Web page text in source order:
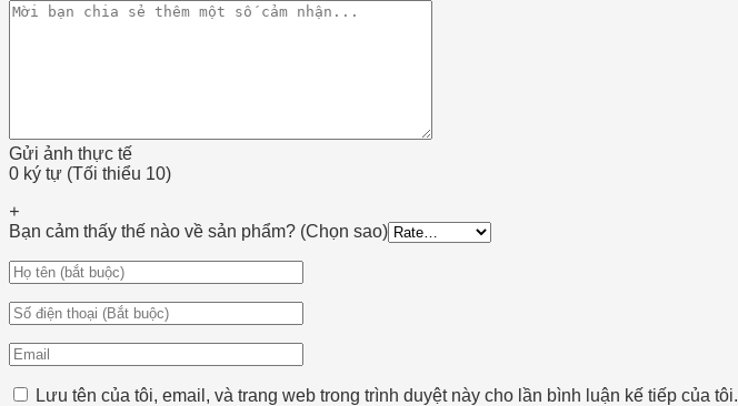
Gửi ảnh thực tế
0 ký tự (Tối thiểu 10)
+
Bạn cảm thấy thế nào về sản phẩm? (Chọn sao)
Lưu tên của tôi, email, và trang web trong trình duyệt này cho lần bình luận kế tiếp của tôi.